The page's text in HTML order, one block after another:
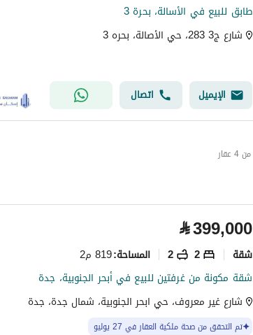
طابق للبيع في الأسالة، بحرة 3
شارع ج3 283، حي الأصالة، بحره 3
الإيميل اتصال
⃁399,000
شقة 2
2 المساحة:819 م2
شقة مكونة من غرفتين للبيع في أبحر الجنوبية، جدة
شارع غير معروف، حي ابحر الجنوبية، شمال جدة، جدة
تم التحقق من صحة ملكية العقار في 27 يوليو